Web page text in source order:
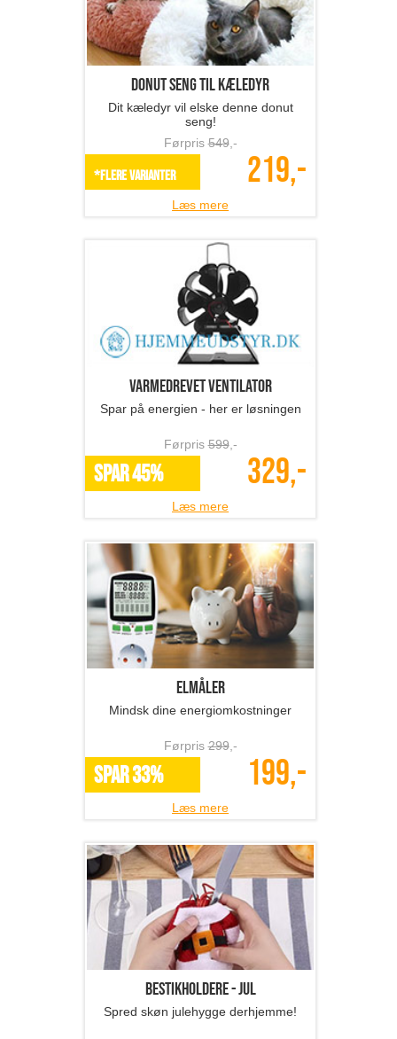
Donut seng til kæledyr
Dit kæledyr vil elske denne donut
seng!
Førpris549,-
*Flere varianter 219,-
Læs mere
Varmedrevet ventilator
Spar på energien - her er løsningen
Førpris599,-
SPAR 45% 329,-
Læs mere
Elmåler
Mindsk dine energiomkostninger
Førpris299,-
SPAR 33% 199,-
Læs mere
Bestikholdere - jul
Spred skøn julehygge derhjemme!